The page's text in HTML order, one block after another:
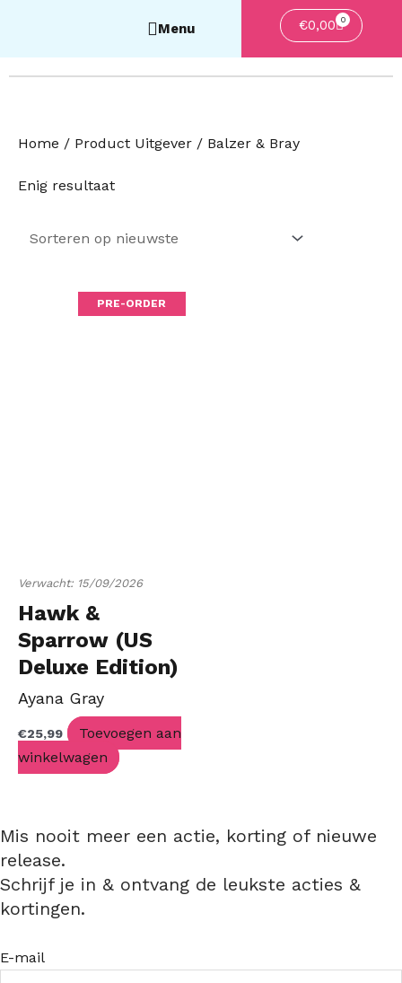
€0,00 0
Home / Product Uitgever / Balzer & Bray
Enig resultaat
PRE-ORDER
Verwacht: 15/09/2026
Hawk &
Sparrow (US
Deluxe Edition)
Ayana Gray
€25,99
Toevoegen aan
winkelwagen
Mis nooit meer een actie, korting of nieuwe
release.
Schrijf je in & ontvang de leukste acties &
kortingen.
E-mail